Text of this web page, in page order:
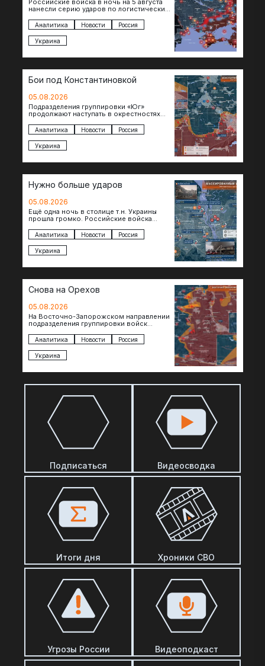
Российские войска в ночь на 5 августа
нанесли серию ударов по логистическим
Днепропетровской областях. Под…
Аналитика Новости Россия
Украина
Бои под Константиновкой
05.08.2026
Подразделения группировки «Юг»
продолжают наступать в окрестностях
города. Пока на восточном фланге идут
ожесточенные бои за окраины…
Аналитика Новости Россия
Украина
Нужно больше ударов
05.08.2026
Ещё одна ночь в столице т.н. Украины
прошла громко. Российские войска
объекты и предприятия в Киеве и
окрестностях….
Аналитика Новости Россия
Украина
Снова на Орехов
05.08.2026
На Восточно-Запорожском направлении
подразделения группировки войск
фронта. Взятая после продолжительного
наступления пауза позволила
восстановить боеспособность…
Аналитика Новости Россия
Украина
Подписаться Видеосводка
Итоги дня Хроники СВО
Угрозы России Видеоподкаст